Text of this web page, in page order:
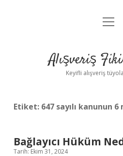
Anasayfa
Yasal
Alışveriş
Keyifli alışveriş
Etiket: 647 sayılı kanunun
Bağlayıcı Hüküm
Tarih: Ekim 31, 2024